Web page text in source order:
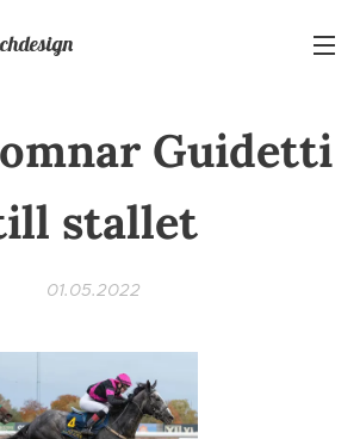
Guidetti
stallet
01.05.2022